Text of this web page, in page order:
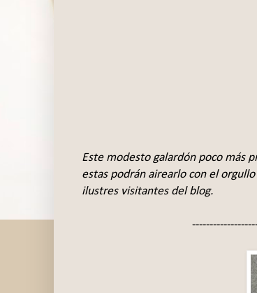
Este modesto galardón poco más
estas podrán airearlo con el
ilustres visitantes del blog.